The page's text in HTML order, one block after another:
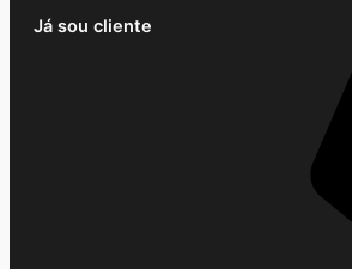
Já sou cliente